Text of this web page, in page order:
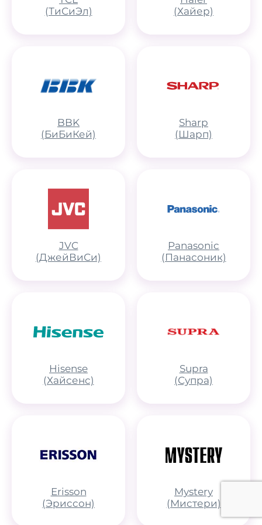
(ТиСиЭл)
(Хайер)
BBK
(БиБиКей)
Sharp
(Шарп)
JVC
(ДжейВиСи)
Panasonic
(Панасоник)
Hisense
(Хайсенс)
Supra
(Супра)
Erisson
(Эриссон)
Mystery
(Мистери)